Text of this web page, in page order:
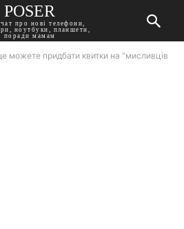
POSER
про нові телефони,
ноутбуки, планшети,
поради мамам
можете придбати квитки на “мисливців